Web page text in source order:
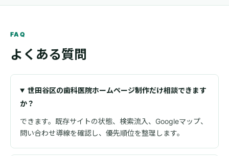
FAQ
よくある質問
世田谷区の歯科医院ホームページ制作だけ相談できます
か？
できます。既存サイトの状態、検索流入、Googleマップ、
問い合わせ導線を確認し、優先順位を整理します。